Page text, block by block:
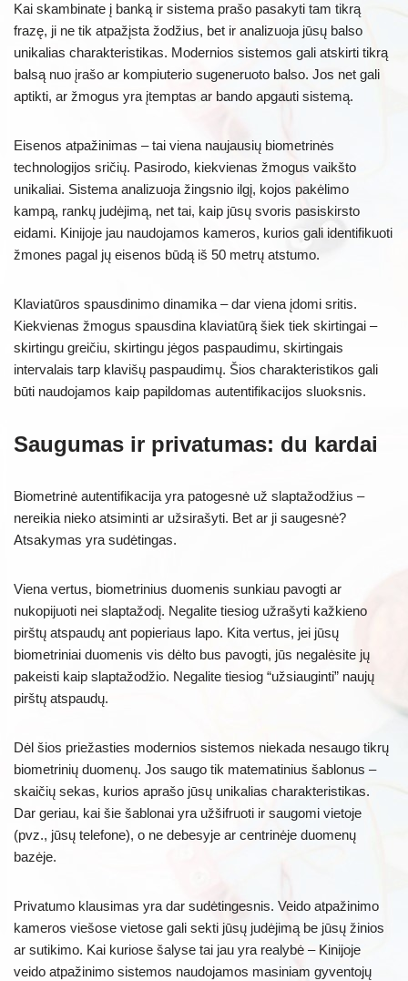
Kai skambinate į banką ir sistema prašo pasakyti tam tikrą
frazę, ji ne tik atpažįsta žodžius, bet ir analizuoja jūsų balso
unikalias charakteristikas. Modernios sistemos gali atskirti tikrą
balsą nuo įrašo ar kompiuterio sugeneruoto balso. Jos net gali
aptikti, ar žmogus yra įtemptas ar bando apgauti sistemą.
Eisenos atpažinimas – tai viena naujausių biometrinės
technologijos sričių. Pasirodo, kiekvienas žmogus vaikšto
unikaliai. Sistema analizuoja žingsnio ilgį, kojos pakėlimo
kampą, rankų judėjimą, net tai, kaip jūsų svoris pasiskirsto
eidami. Kinijoje jau naudojamos kameros, kurios gali identifikuoti
žmones pagal jų eisenos būdą iš 50 metrų atstumo.
Klaviatūros spausdinimo dinamika – dar viena įdomi sritis.
Kiekvienas žmogus spausdina klaviatūrą šiek tiek skirtingai –
skirtingu greičiu, skirtingu jėgos paspaudimu, skirtingais
intervalais tarp klavišų paspaudimų. Šios charakteristikos gali
būti naudojamos kaip papildomas autentifikacijos sluoksnis.
Saugumas ir privatumas: du kardai
Biometrinė autentifikacija yra patogesnė už slaptažodžius –
nereikia nieko atsiminti ar užsirašyti. Bet ar ji saugesnė?
Atsakymas yra sudėtingas.
Viena vertus, biometrinius duomenis sunkiau pavogti ar
nukopijuoti nei slaptažodį. Negalite tiesiog užrašyti kažkieno
pirštų atspaudų ant popieriaus lapo. Kita vertus, jei jūsų
biometriniai duomenis vis dėlto bus pavogti, jūs negalėsite jų
pakeisti kaip slaptažodžio. Negalite tiesiog “užsiauginti” naujų
pirštų atspaudų.
Dėl šios priežasties modernios sistemos niekada nesaugo tikrų
biometrinių duomenų. Jos saugo tik matematinius šablonus –
skaičių sekas, kurios aprašo jūsų unikalias charakteristikas.
Dar geriau, kai šie šablonai yra užšifruoti ir saugomi vietoje
(pvz., jūsų telefone), o ne debesyje ar centrinėje duomenų
bazėje.
Privatumo klausimas yra dar sudėtingesnis. Veido atpažinimo
kameros viešose vietose gali sekti jūsų judėjimą be jūsų žinios
ar sutikimo. Kai kuriose šalyse tai jau yra realybė – Kinijoje
veido atpažinimo sistemos naudojamos masiniam gyventojų